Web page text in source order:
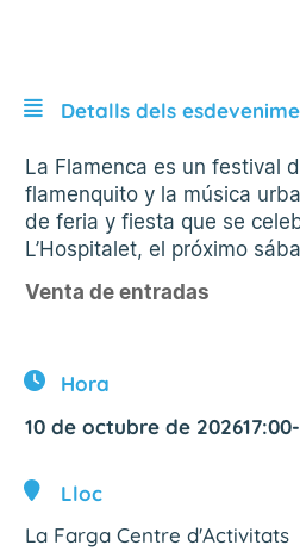
Detalls dels
La Flamenca es un festival
flamenquito y la música
de feria y fiesta que se
L’Hospitalet, el próximo
Venta de entradas
Hora
10 de octubre de 202617:00-
Lloc
La Farga Centre d'Activitats